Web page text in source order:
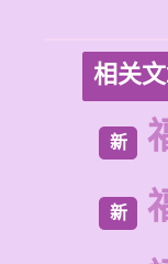
相关
新
新